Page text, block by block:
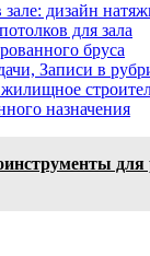
дизайн
для зала
бруса
Записи в
назначения
для